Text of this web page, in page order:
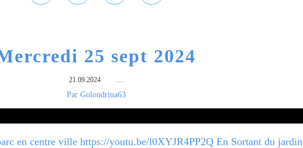
25 sept 2024
21.09.2024 …
Par Golondrina63
en centre ville https://youtu.be/l0XYJR4PP2Q En Sortant du jardin